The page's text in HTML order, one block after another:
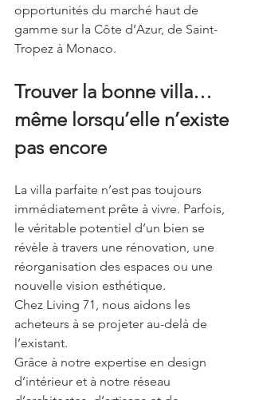
opportunités du marché haut de
gamme sur la Côte d’Azur, de Saint-
Tropez à Monaco.
Trouver la bonne villa…
même lorsqu’elle n’existe
pas encore
La villa parfaite n’est pas toujours
immédiatement prête à vivre. Parfois,
le véritable potentiel d’un bien se
révèle à travers une rénovation, une
réorganisation des espaces ou une
nouvelle vision esthétique.
Chez Living 71, nous aidons les
acheteurs à se projeter au-delà de
l’existant.
Grâce à notre expertise en design
d’intérieur et à notre réseau